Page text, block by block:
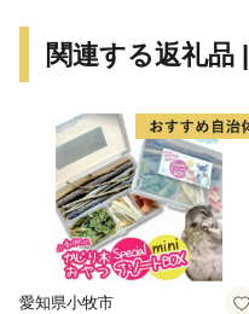
樹上に純白の雪が降り
す。お近くへお越しの
ください。
関連する返礼品
愛知県小牧市